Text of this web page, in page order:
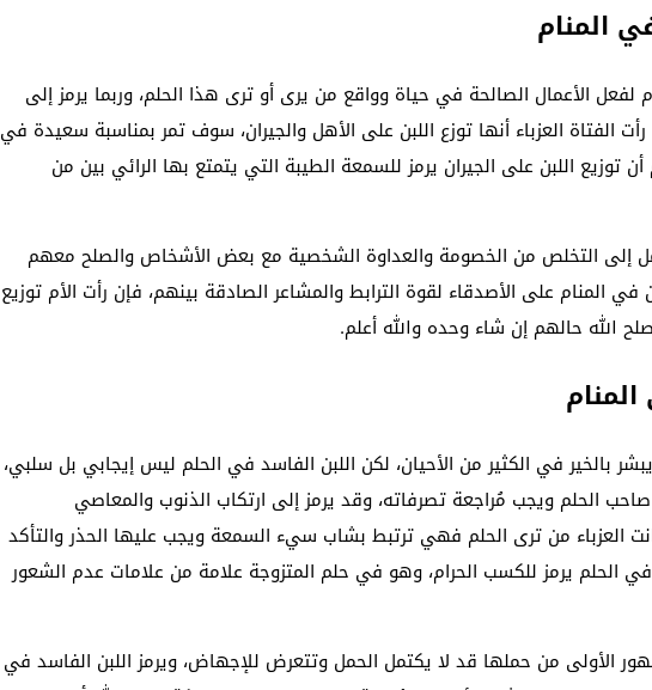
المنام
لفعل الأعمال الصالحة في حياة وواقع من يرى أو ترى هذا الحلم، وربما يرمز إلى
الفتاة العزباء أنها توزع اللبن على الأهل والجيران، سوف تمر بمناسبة سعيدة في
اللبن على الجيران يرمز للسمعة الطيبة التي يتمتع بها الرائي بين من
إلى التخلص من الخصومة والعداوة الشخصية مع بعض الأشخاص والصلح معهم
المنام على الأصدقاء لقوة الترابط والمشاعر الصادقة بينهم، فإن رأت الأم توزيع
الله حالهم إن شاء وحده والله أعلم.
بالخير في الكثير من الأحيان، لكن اللبن الفاسد في الحلم ليس إيجابي بل سلبي،
الحلم ويجب مُراجعة تصرفاته، وقد يرمز إلى ارتكاب الذنوب والمعاصي
العزباء من ترى الحلم فهي ترتبط بشاب سيء السمعة ويجب عليها الحذر والتأكد
الحلم يرمز للكسب الحرام، وهو في حلم المتزوجة علامة من علامات عدم الشعور
الأولى من حملها قد لا يكتمل الحمل وتتعرض للإجهاض، ويرمز اللبن الفاسد في